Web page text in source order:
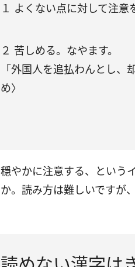
１ よくない点に対して注
２ 苦しめる。なやます。
「外国人を追払わんとし
め〉
穏やかに注意する、という
か。読み方は難しいですが